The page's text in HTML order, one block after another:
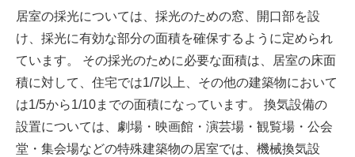
居室の採光については、採光のための窓、開口部を設
け、採光に有効な部分の面積を確保するように定められ
ています。 その採光のために必要な面積は、居室の床面
積に対して、住宅では1/7以上、その他の建築物において
は1/5から1/10までの面積になっています。 換気設備の
設置については、劇場・映画館・演芸場・観覧場・公会
堂・集会場などの特殊建築物の居室では、機械換気設